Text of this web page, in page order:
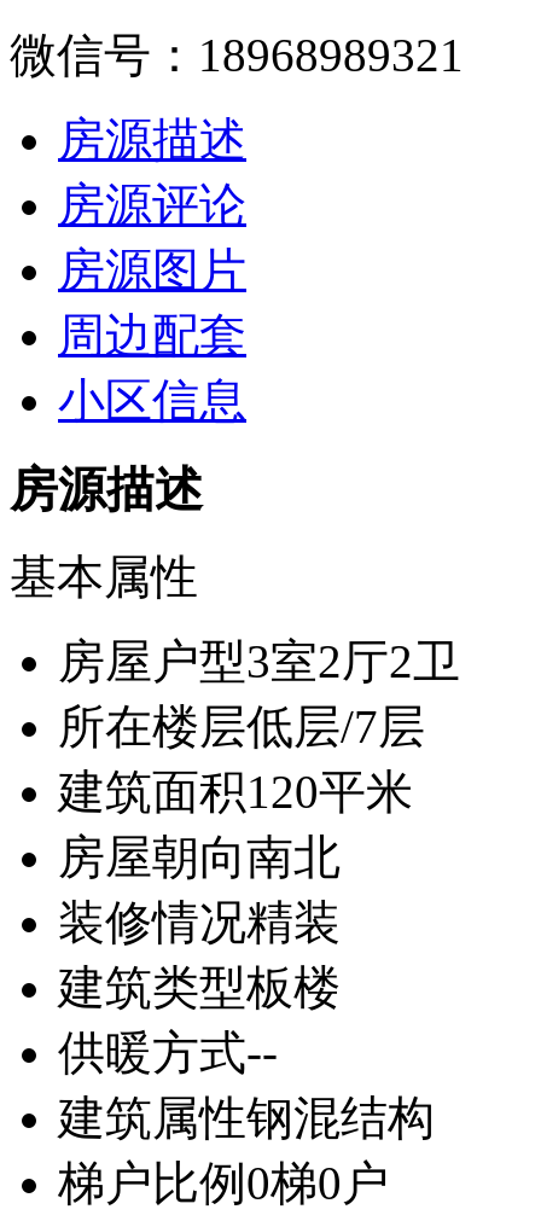
微信号：18968989321
房源描述
房源评论
房源图片
周边配套
小区信息
房源描述
基本属性
房屋户型3室2厅2卫
所在楼层低层/7层
建筑面积120平米
房屋朝向南北
装修情况精装
建筑类型板楼
供暖方式--
建筑属性钢混结构
梯户比例 0梯0户